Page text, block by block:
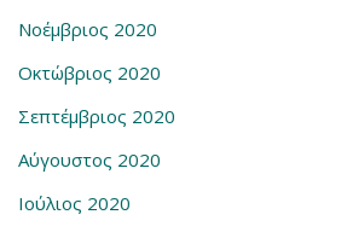
Νοέμβριος 2020
Οκτώβριος 2020
Σεπτέμβριος 2020
Αύγουστος 2020
Ιούλιος 2020